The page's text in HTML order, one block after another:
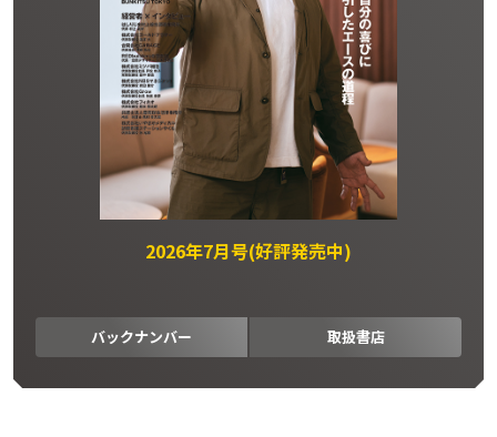
2026年7月号(好評発売中)
バックナンバー 取扱書店